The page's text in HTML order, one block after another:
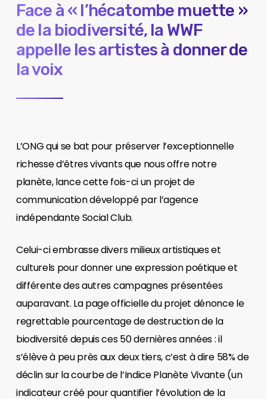
Face à « l’hécatombe muette »
de la biodiversité, la WWF
appelle les artistes à donner de
la voix
L’ONG qui se bat pour préserver l’exceptionnelle
richesse d’êtres vivants que nous offre notre
planète, lance cette fois-ci un projet de
communication développé par l’agence
indépendante Social Club.
Celui-ci embrasse divers milieux artistiques et
culturels pour donner une expression poétique et
différente des autres campagnes présentées
auparavant. La page officielle du projet dénonce le
regrettable pourcentage de destruction de la
biodiversité depuis ces 50 dernières années : il
s’élève à peu près aux deux tiers, c’est à dire 58% de
déclin sur la courbe de l’Indice Planète Vivante (un
indicateur créé pour quantifier l’évolution de la